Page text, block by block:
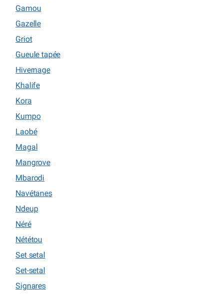
Gamou
Gazelle
Griot
Gueule tapée
Hivernage
Khalife
Kora
Kumpo
Laobé
Magal
Mangrove
Mbarodi
Navétanes
Ndeup
Néré
Nététou
Set setal
Set-setal
Signares